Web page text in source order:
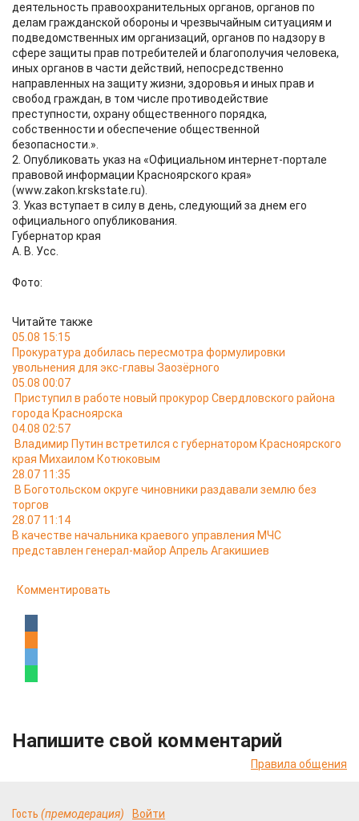
деятельность правоохранительных органов, органов по
делам гражданской обороны и чрезвычайным ситуациям и
подведомственных им организаций, органов по надзору в
сфере защиты прав потребителей и благополучия человека,
иных органов в части действий, непосредственно
направленных на защиту жизни, здоровья и иных прав и
свобод граждан, в том числе противодействие
преступности, охрану общественного порядка,
собственности и обеспечение общественной
безопасности.».
2. Опубликовать указ на «Официальном интернет-портале
правовой информации Красноярского края»
(www.zakon.krskstate.ru).
3. Указ вступает в силу в день, следующий за днем его
официального опубликования.
Губернатор края
А. В. Усс.
Фото:
Читайте также
05.08 15:15
Прокуратура добилась пересмотра формулировки
увольнения для экс-главы Заозёрного
05.08 00:07
Приступил в работе новый прокурор Свердловского района
города Красноярска
04.08 02:57
Владимир Путин встретился с губернатором Красноярского
края Михаилом Котюковым
28.07 11:35
В Боготольском округе чиновники раздавали землю без
торгов
28.07 11:14
В качестве начальника краевого управления МЧС
представлен генерал-майор Апрель Агакишиев
Комментировать
Напишите свой комментарий
Правила общения
Гость (премодерация) Войти